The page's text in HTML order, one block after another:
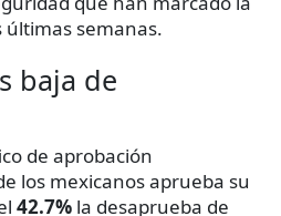
semanas.
baja de
de aprobación
los mexicanos aprueba su
42.7% la desaprueba de